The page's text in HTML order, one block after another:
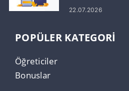
22.07.2026
POPÜLER KATEGORI
Öğreticiler
Bonuslar